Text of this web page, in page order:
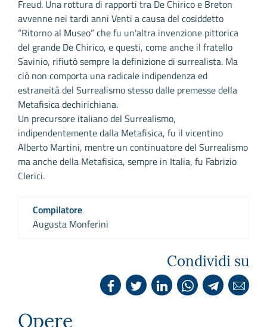
Freud. Una rottura di rapporti tra De Chirico e Breton
avvenne nei tardi anni Venti a causa del cosiddetto
“Ritorno al Museo” che fu un'altra invenzione pittorica
del grande De Chirico, e questi, come anche il fratello
Savinio, rifiutò sempre la definizione di surrealista. Ma
ciò non comporta una radicale indipendenza ed
estraneità del Surrealismo stesso dalle premesse della
Metafisica dechirichiana.
Un precursore italiano del Surrealismo,
indipendentemente dalla Metafisica, fu il vicentino
Alberto Martini, mentre un continuatore del Surrealismo
ma anche della Metafisica, sempre in Italia, fu Fabrizio
Clerici.
Compilatore
Augusta Monferini
Condividi su
Opere